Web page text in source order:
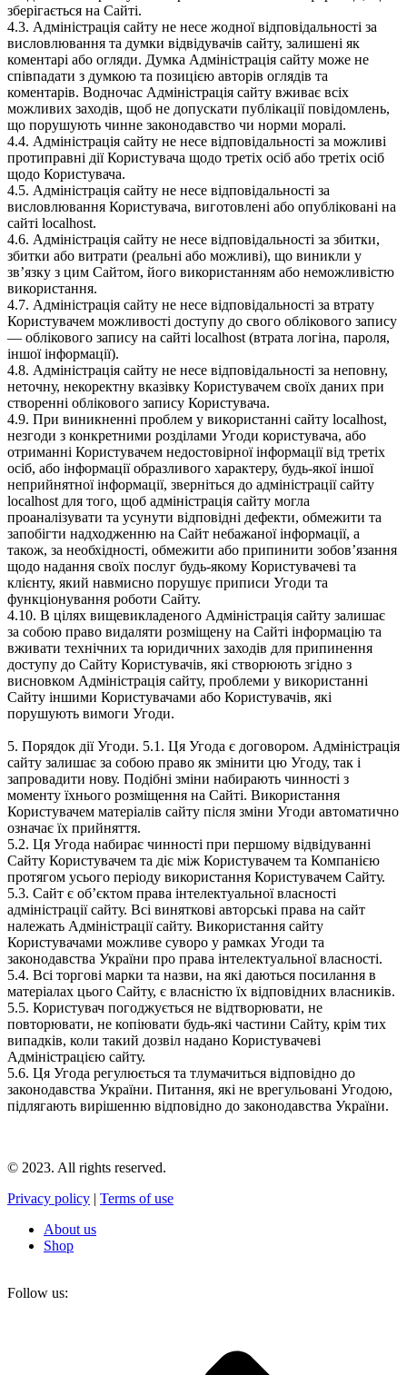
зберігається на Сайті.
4.3. Адміністрація сайту не несе жодної відповідальності за
висловлювання та думки відвідувачів сайту, залишені як
коментарі або огляди. Думка Адміністрація сайту може не
співпадати з думкою та позицією авторів оглядів та
коментарів. Водночас Адміністрація сайту вживає всіх
можливих заходів, щоб не допускати публікації повідомлень,
що порушують чинне законодавство чи норми моралі.
4.4. Адміністрація сайту не несе відповідальності за можливі
протиправні дії Користувача щодо третіх осіб або третіх осіб
щодо Користувача.
4.5. Адміністрація сайту не несе відповідальності за
висловлювання Користувача, виготовлені або опубліковані на
сайті localhost.
4.6. Адміністрація сайту не несе відповідальності за збитки,
збитки або витрати (реальні або можливі), що виникли у
зв’язку з цим Сайтом, його використанням або неможливістю
використання.
4.7. Адміністрація сайту не несе відповідальності за втрату
Користувачем можливості доступу до свого облікового запису
— облікового запису на сайті localhost (втрата логіна, пароля,
іншої інформації).
4.8. Адміністрація сайту не несе відповідальності за неповну,
неточну, некоректну вказівку Користувачем своїх даних при
створенні облікового запису Користувача.
4.9. При виникненні проблем у використанні сайту localhost,
незгоди з конкретними розділами Угоди користувача, або
отриманні Користувачем недостовірної інформації від третіх
осіб, або інформації образливого характеру, будь-якої іншої
неприйнятної інформації, зверніться до адміністрації сайту
localhost для того, щоб адміністрація сайту могла
проаналізувати та усунути відповідні дефекти, обмежити та
запобігти надходженню на Сайт небажаної інформації, а
також, за необхідності, обмежити або припинити зобов’язання
щодо надання своїх послуг будь-якому Користувачеві та
клієнту, який навмисно порушує приписи Угоди та
функціонування роботи Сайту.
4.10. В цілях вищевикладеного Адміністрація сайту залишає
за собою право видаляти розміщену на Сайті інформацію та
вживати технічних та юридичних заходів для припинення
доступу до Сайту Користувачів, які створюють згідно з
висновком Адміністрація сайту, проблеми у використанні
Сайту іншими Користувачами або Користувачів, які
порушують вимоги Угоди.
5. Порядок дії Угоди. 5.1. Ця Угода є договором. Адміністрація
сайту залишає за собою право як змінити цю Угоду, так і
запровадити нову. Подібні зміни набирають чинності з
моменту їхнього розміщення на Сайті. Використання
Користувачем матеріалів сайту після зміни Угоди автоматично
означає їх прийняття.
5.2. Ця Угода набирає чинності при першому відвідуванні
Сайту Користувачем та діє між Користувачем та Компанією
протягом усього періоду використання Користувачем Сайту.
5.3. Сайт є об’єктом права інтелектуальної власності
адміністрації сайту. Всі виняткові авторські права на сайт
належать Адміністрації сайту. Використання сайту
Користувачами можливе суворо у рамках Угоди та
законодавства України про права інтелектуальної власності.
5.4. Всі торгові марки та назви, на які даються посилання в
матеріалах цього Сайту, є власністю їх відповідних власників.
5.5. Користувач погоджується не відтворювати, не
повторювати, не копіювати будь-які частини Сайту, крім тих
випадків, коли такий дозвіл надано Користувачеві
Адміністрацією сайту.
5.6. Ця Угода регулюється та тлумачиться відповідно до
законодавства України. Питання, які не врегульовані Угодою,
підлягають вирішенню відповідно до законодавства України.
© 2023. All rights reserved.
Privacy policy | Terms of use
About us
Shop
Follow us: